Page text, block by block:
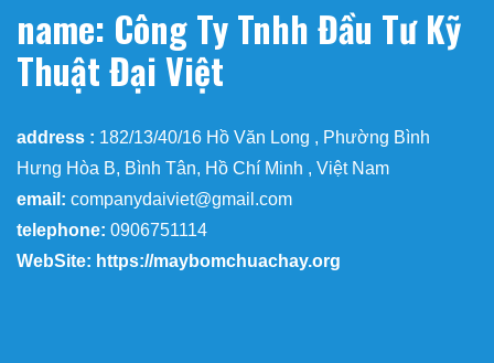
name: Công Ty Tnhh Đầu Tư Kỹ
Thuật Đại Việt
address : 182/13/40/16 Hồ Văn Long , Phường Bình
Hưng Hòa B, Bình Tân, Hồ Chí Minh , Việt Nam
email: companydaiviet@gmail.com
telephone: 0906751114
WebSite: https://maybomchuachay.org